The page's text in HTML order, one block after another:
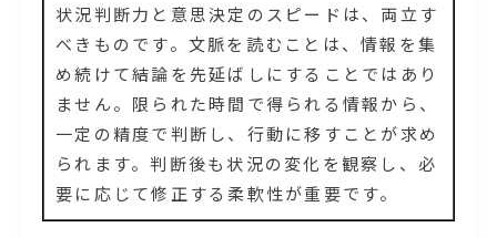
状況判断力と意思決定のスピードは、両立す
べきものです。文脈を読むことは、情報を集
め続けて結論を先延ばしにすることではあり
ません。限られた時間で得られる情報から、
一定の精度で判断し、行動に移すことが求め
られます。判断後も状況の変化を観察し、必
要に応じて修正する柔軟性が重要です。